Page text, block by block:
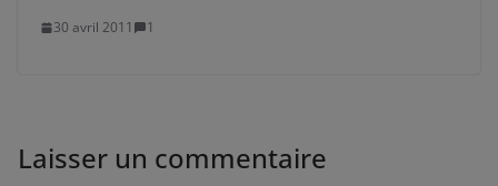
30 avril 2011 1
Laisser un commentaire